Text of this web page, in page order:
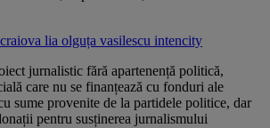
craiova lia olguța vasilescu intencity
jurnalistic fără apartenență politică,
care nu se finanțează cu fonduri ale
sume provenite de la partidele politice, dar
pentru susținerea jurnalismului